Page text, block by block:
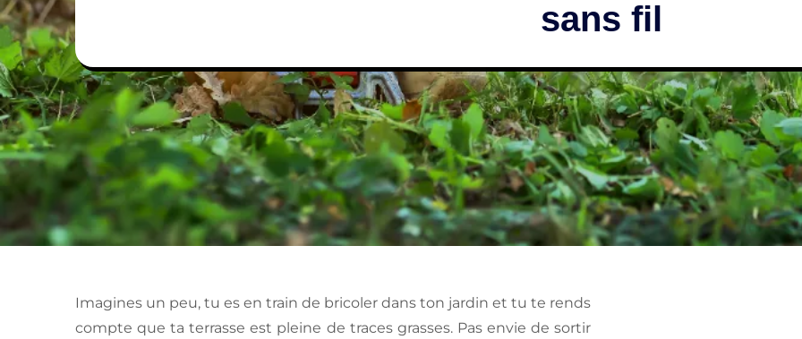
sans fil
Imagines un peu, tu es en train de bricoler dans ton jardin et tu te rends
compte que ta terrasse est pleine de traces grasses. Pas envie de sortir